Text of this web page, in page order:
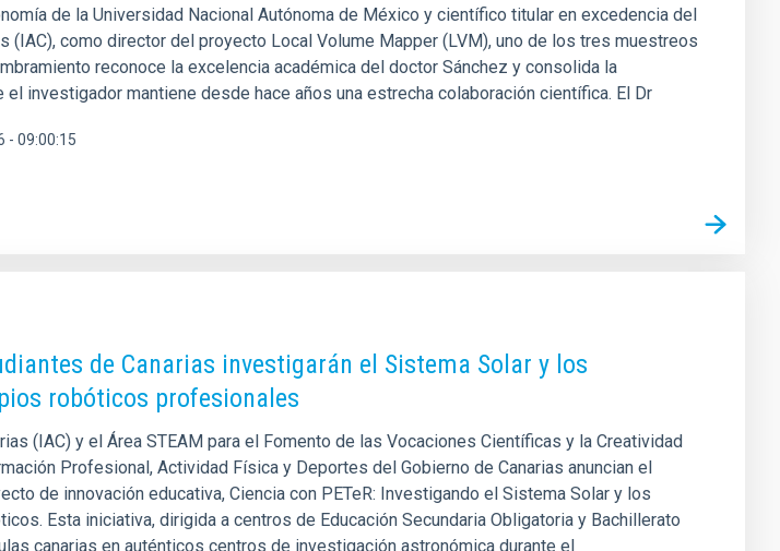
de la Universidad Nacional Autónoma de México y científico titular en excedencia del
(IAC), como director del proyecto Local Volume Mapper (LVM), uno de los tres muestreos
reconoce la excelencia académica del doctor Sánchez y consolida la
el investigador mantiene desde hace años una estrecha colaboración científica. El Dr
- 09:00:15
de Canarias investigarán el Sistema Solar y los
robóticos profesionales
(IAC) y el Área STEAM para el Fomento de las Vocaciones Científicas y la Creatividad
Profesional, Actividad Física y Deportes del Gobierno de Canarias anuncian el
de innovación educativa, Ciencia con PETeR: Investigando el Sistema Solar y los
Esta iniciativa, dirigida a centros de Educación Secundaria Obligatoria y Bachillerato
canarias en auténticos centros de investigación astronómica durante el